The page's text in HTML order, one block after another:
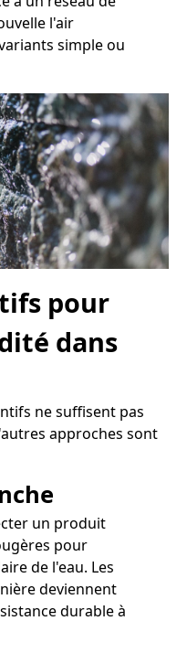
l'air
simple ou
pour
dans
ne suffisent pas
approches sont
un produit
pour
de l'eau. Les
deviennent
durable à